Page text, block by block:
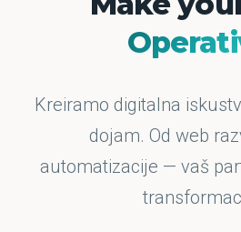
Kreiramo digitalna
dojam. Od web
automatizacije — vaš